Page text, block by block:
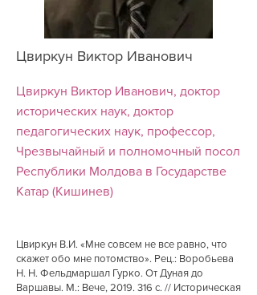
Цвиркун Виктор Иванович
Цвиркун Виктор Иванович, доктор
исторических наук, доктор
педагогических наук, профессор,
Чрезвычайный и полномочный посол
Республики Молдова в Государстве
Катар (Кишинев)
Цвиркун В.И. «Мне совсем не все равно, что
скажет обо мне потомство». Рец.: Воробьева
Н. Н. Фельдмаршал Гурко. От Дуная до
Варшавы. М.: Вече, 2019. 316 с. // Историческая